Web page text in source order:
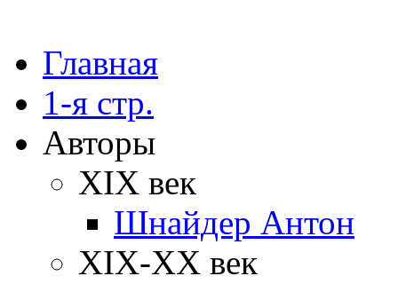
Главная
1-я стр.
Авторы
XIX век
Шнайдер Антон
XIX-XX век